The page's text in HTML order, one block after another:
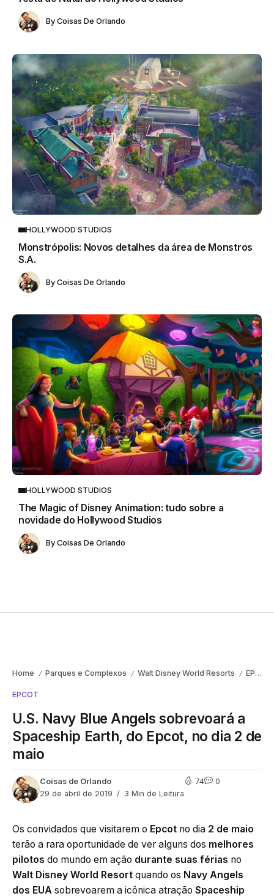
By Coisas De Orlando
HOLLYWOOD STUDIOS
Monstrópolis: Novos detalhes da área de Monstros
S.A.
By Coisas De Orlando
HOLLYWOOD STUDIOS
The Magic of Disney Animation: tudo sobre a
novidade do Hollywood Studios
By Coisas De Orlando
Home / Parques e Complexos / Walt Disney World Resorts / EPCOT
EPCOT
U.S. Navy Blue Angels sobrevoará a
Spaceship Earth, do Epcot, no dia 2 de
maio
Coisas de Orlando
29 de abril de 2019
3 Min de Leitura
74 0
Os convidados que visitarem o Epcot no dia 2 de maio
terão a rara oportunidade de ver alguns dos melhores
pilotos do mundo em ação durante suas férias no
Walt Disney World Resort quando os Navy Angels
dos EUA sobrevoarem a icônica atração Spaceship